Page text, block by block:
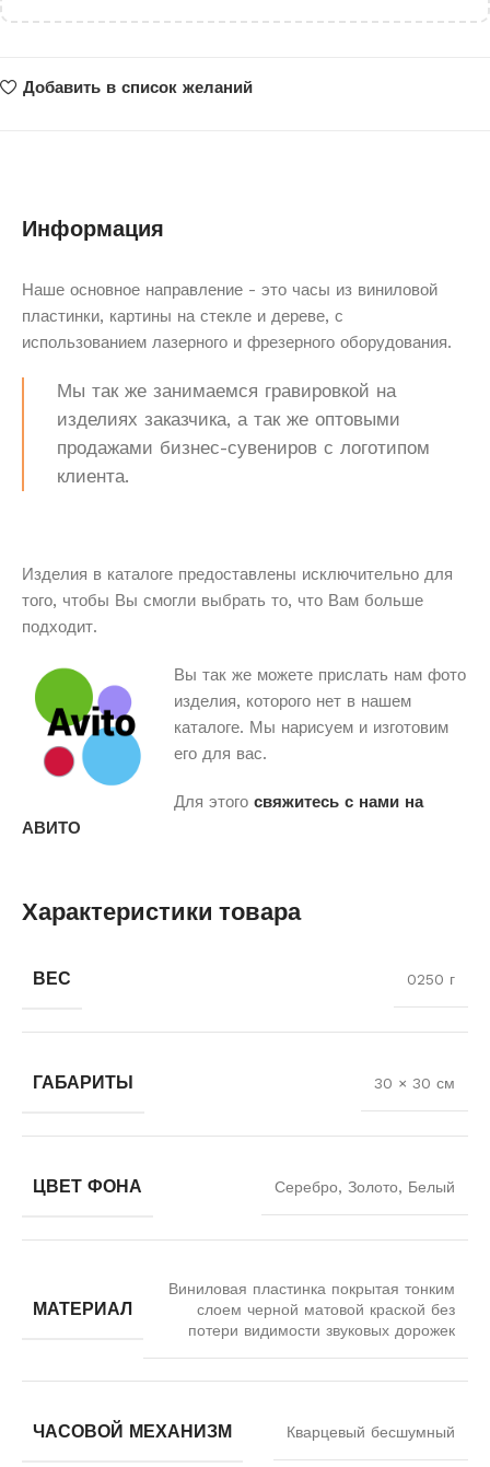
Добавить в список желаний
Информация
Наше основное направление - это часы из виниловой
пластинки, картины на стекле и дереве, с
использованием лазерного и фрезерного оборудования.
Мы так же занимаемся гравировкой на
изделиях заказчика, а так же оптовыми
продажами бизнес-сувениров с логотипом
клиента.
Изделия в каталоге предоставлены исключительно для
того, чтобы Вы смогли выбрать то, что Вам больше
подходит.
Вы так же можете прислать нам фото
изделия, которого нет в нашем
каталоге. Мы нарисуем и изготовим
его для вас.
Для этого свяжитесь с нами на
АВИТО
Характеристики товара
ВЕС 0250 г
ГАБАРИТЫ 30 × 30 см
ЦВЕТ ФОНА Серебро, Золото, Белый
МАТЕРИАЛ
Виниловая пластинка покрытая тонким
слоем черной матовой краской без
потери видимости звуковых дорожек
ЧАСОВОЙ МЕХАНИЗМ Кварцевый бесшумный